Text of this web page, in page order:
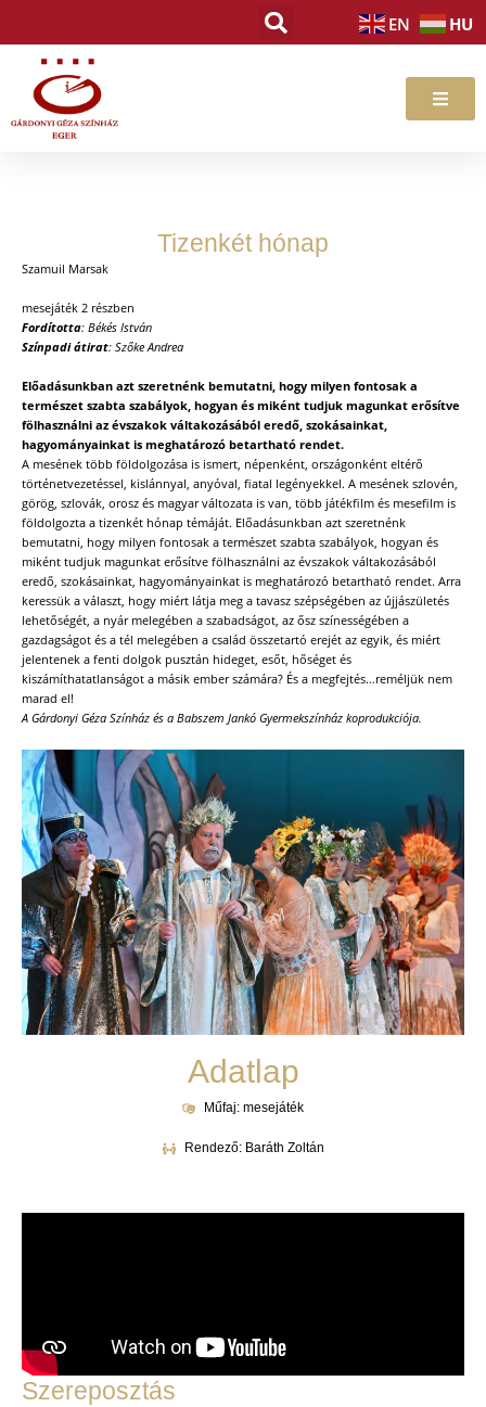
content
EN HU
Tizenkét hónap
Szamuil Marsak
mesejáték 2 részben
Fordította: Békés István
Színpadi átirat: Szőke Andrea
Előadásunkban azt szeretnénk bemutatni, hogy milyen fontosak a
természet szabta szabályok, hogyan és miként tudjuk magunkat erősítve
fölhasználni az évszakok váltakozásából eredő, szokásainkat,
hagyományainkat is meghatározó betartható rendet.
A mesének több földolgozása is ismert, népenként, országonként eltérő
történetvezetéssel, kislánnyal, anyóval, fiatal legényekkel. A mesének szlovén,
görög, szlovák, orosz és magyar változata is van, több játékfilm és mesefilm is
földolgozta a tizenkét hónap témáját. Előadásunkban azt szeretnénk
bemutatni, hogy milyen fontosak a természet szabta szabályok, hogyan és
miként tudjuk magunkat erősítve fölhasználni az évszakok váltakozásából
eredő, szokásainkat, hagyományainkat is meghatározó betartható rendet. Arra
keressük a választ, hogy miért látja meg a tavasz szépségében az újjászületés
lehetőségét, a nyár melegében a szabadságot, az ősz színességében a
gazdagságot és a tél melegében a család összetartó erejét az egyik, és miért
jelentenek a fenti dolgok pusztán hideget, esőt, hőséget és
kiszámíthatatlanságot a másik ember számára? És a megfejtés…reméljük nem
marad el!
A Gárdonyi Géza Színház és a Babszem Jankó Gyermekszínház koprodukciója.
Adatlap
Műfaj: mesejáték
Rendező: Baráth Zoltán
Szereposztás